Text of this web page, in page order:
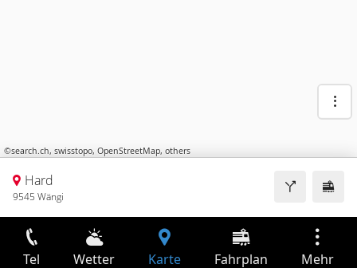
©search.ch, swisstopo, OpenStreetMap, others
Hard
9545 Wängi
Tel Wetter Karte Fahrplan Mehr